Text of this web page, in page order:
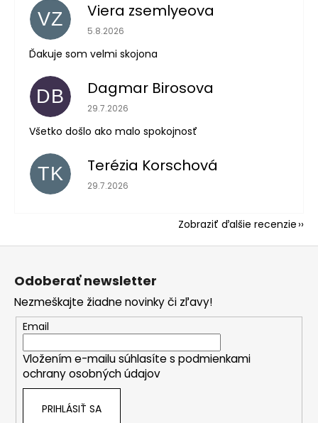
VZ Viera zsemlyeova
Hodnotenie obchodu je 5 z 5 hviezdičiek.
5.8.2026
Ďakuje som velmi skojona
DB Dagmar Birosova
Hodnotenie obchodu je 5 z 5 hviezdičiek.
29.7.2026
Všetko došlo ako malo spokojnosť
TK Terézia Korschová
Hodnotenie obchodu je 5 z 5 hviezdičiek.
29.7.2026
Zobraziť ďalšie recenzie
Z
Odoberať newsletter
Nezmeškajte žiadne novinky či zľavy!
Email
Vložením e-mailu súhlasíte s podmienkami
ochrany osobných údajov
PRIHLÁSIŤ SA